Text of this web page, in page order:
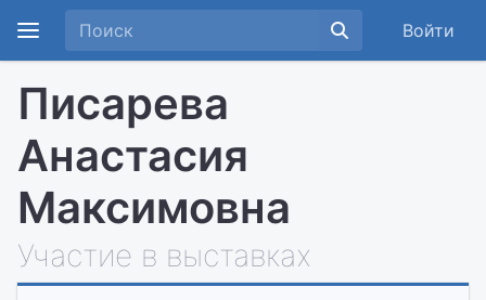
Войти
Писарева
Анастасия
Максимовна
Участие в выставках